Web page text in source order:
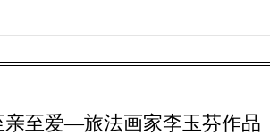
亲至爱—旅法画家李玉芬作品